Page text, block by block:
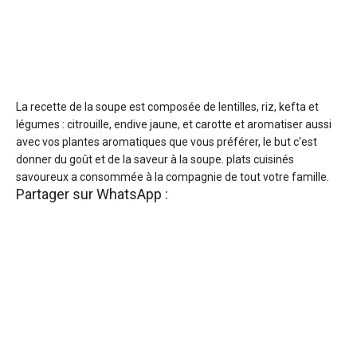
La recette de la soupe est composée de lentilles, riz, kefta et
légumes : citrouille, endive jaune, et carotte et aromatiser aussi
avec vos plantes aromatiques que vous préférer, le but c'est
donner du goût et de la saveur à la soupe. plats cuisinés
savoureux a consommée à la compagnie de tout votre famille.
Partager sur WhatsApp :